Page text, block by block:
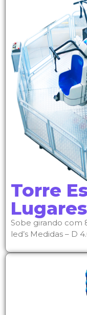
Torre
Lugares
Sobe girando com
led’s Medidas – D